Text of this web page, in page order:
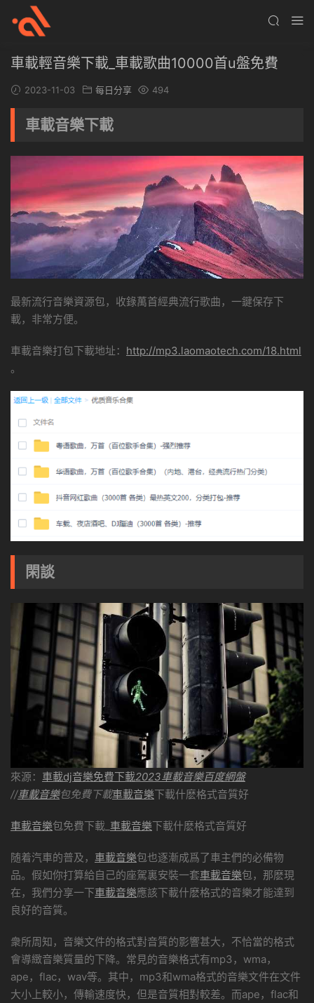
車載輕音樂下載_車載歌曲10000首u盤免費
2023-11-03 每日分享 494
車載音樂下載
最新流行音樂資源包，收錄萬首經典流行歌曲，一鍵保存下
載，非常方便。
車載音樂打包下載地址： http://mp3.laomaotech.com/18.html
。
閑談
來源： 車載dj音樂免費下載2023車載音樂百度網盤
//車載音樂包免費下載車載音樂下載什麽格式音質好
車載音樂包免費下載_ 車載音樂下載什麽格式音質好
随着汽車的普及， 車載音樂包也逐漸成爲了車主們的必備物
品。假如你打算給自己的座駕裏安裝一套車載音樂包，那麽現
在，我們分享一下車載音樂應該下載什麽格式的音樂才能達到
良好的音質。
衆所周知，音樂文件的格式對音質的影響甚大，不恰當的格式
會導緻音樂質量的下降。常見的音樂格式有mp3，wma，
ape，flac，wav等。其中，mp3和wma格式的音樂文件在文件
大小上較小，傳輸速度快，但是音質相對較差。而ape，flac和